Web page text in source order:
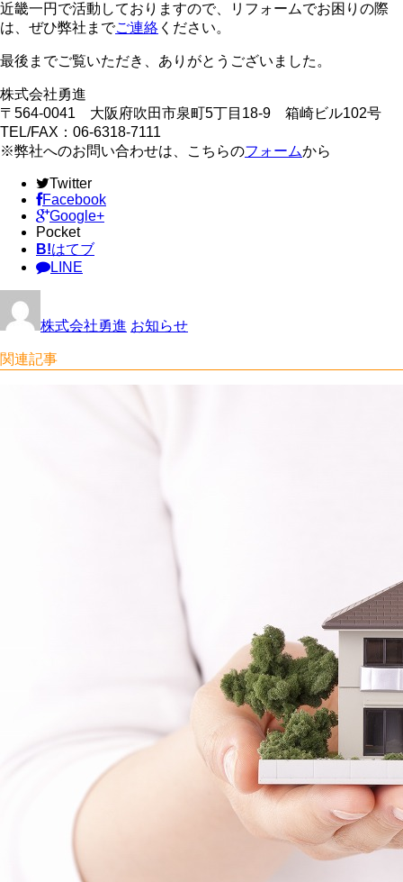
近畿一円で活動しておりますので、リフォームでお困りの際
は、ぜひ弊社までご連絡 ください。
最後までご覧いただき、ありがとうございました。
株式会社勇進
〒564-0041 大阪府吹田市泉町5丁目18-9 箱崎ビル102号
TEL/FAX：06-6318-7111
※弊社へのお問い合わせは、こちらのフォームから
Twitter
Facebook
Google+
Pocket
B!はてブ
LINE
株式会社勇進 お知らせ
関連記事